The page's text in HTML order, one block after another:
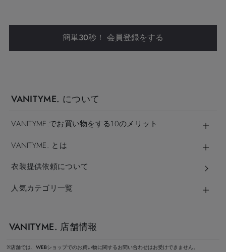
簡単30秒！ 会員登録をする
VANITYME. について
VANITYME.でお買い物をする10のメリット
VANITYME. とは
衣装提供依頼について
人気カテゴリ一覧
VANITYME. 店舗情報
※店舗では、WEBショップでのお買い物に関するお問い合わせはお受けできません。